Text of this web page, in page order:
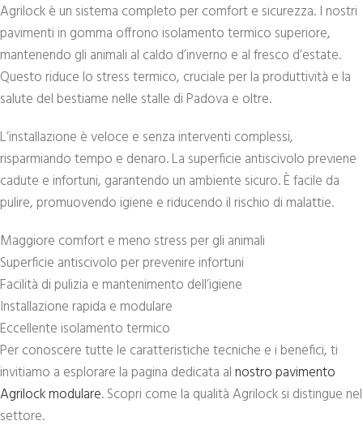
Agrilock è un sistema completo per comfort e sicurezza. I nostri
pavimenti in gomma offrono isolamento termico superiore,
mantenendo gli animali al caldo d’inverno e al fresco d’estate.
Questo riduce lo stress termico, cruciale per la produttività e la
salute del bestiame nelle stalle di Padova e oltre.
L’installazione è veloce e senza interventi complessi,
risparmiando tempo e denaro. La superficie antiscivolo previene
cadute e infortuni, garantendo un ambiente sicuro. È facile da
pulire, promuovendo igiene e riducendo il rischio di malattie.
Maggiore comfort e meno stress per gli animali
Superficie antiscivolo per prevenire infortuni
Facilità di pulizia e mantenimento dell’igiene
Installazione rapida e modulare
Eccellente isolamento termico
Per conoscere tutte le caratteristiche tecniche e i benefici, ti
invitiamo a esplorare la pagina dedicata alnostro pavimento
Agrilock modulare. Scopri come la qualità Agrilock si distingue nel
settore.